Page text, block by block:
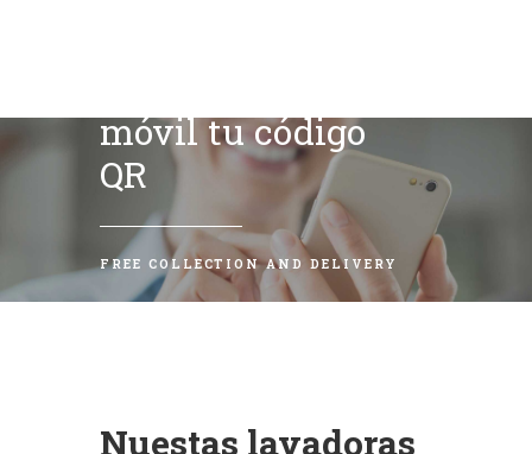
móvil tu código
QR
FREE COLLECTION AND DELIVERY
Nuestas lavadoras